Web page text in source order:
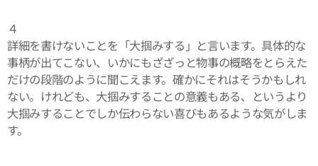
４
詳細を書けないことを「大掴みする」と言います。具体的な
事柄が出てこない、いかにもざざっと物事の概略をとらえた
だけの段階のように聞こえます。確かにそれはそうかもしれ
ない。けれども、大掴みすることの意義もある、というより
大掴みすることでしか伝わらない喜びもあるような気がしま
す。